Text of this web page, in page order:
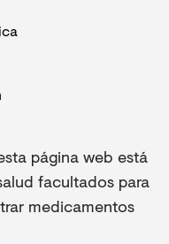
página web está
facultados para
medicamentos